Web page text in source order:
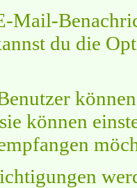
Mail-
du die
können